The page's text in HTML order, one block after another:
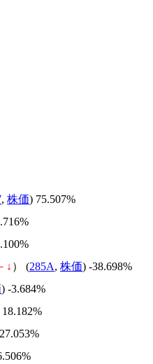
, 株価) 75.507%
↓ ） (285A, 株価) -38.698%
) -3.684%
18.182%